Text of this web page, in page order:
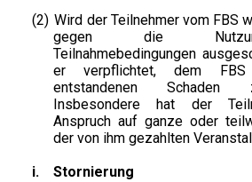
(2) Wird der Teilnehmer vom FBS
gegen die
Teilnahmebedingungen
er verpflichtet, dem
entstandenen Schaden
Insbesondere hat der
Anspruch auf ganze oder
der von ihm gezahlten
i.
Stornierung